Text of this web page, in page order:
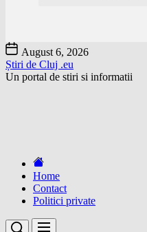
Skip
to
the
content
August 6, 2026
Știri de Cluj .eu
Un portal de stiri si informatii
Home
Contact
Politici private